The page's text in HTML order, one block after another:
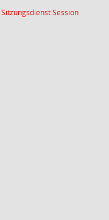
SitzungsdienstSession(Wird in